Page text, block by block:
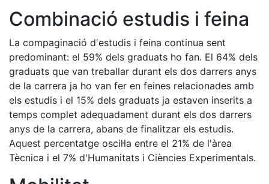
Combinació estudis i feina
La compaginació d'estudis i feina continua sent
predominant: el 59% dels graduats ho fan. El 64% dels
graduats que van treballar durant els dos darrers anys
de la carrera ja ho van fer en feines relacionades amb
els estudis i el 15% dels graduats ja estaven inserits a
temps complet adequadament durant els dos darrers
anys de la carrera, abans de finalitzar els estudis.
Aquest percentatge oscil·la entre el 21% de l'àrea
Tècnica i el 7% d'Humanitats i Ciències Experimentals.